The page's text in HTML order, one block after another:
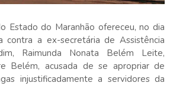
Estado do Maranhão ofereceu, no dia
contra a ex-secretária de Assistência
Raimunda Nonata Belém Leite,
Belém, acusada de se apropriar de
injustificadamente a servidores da